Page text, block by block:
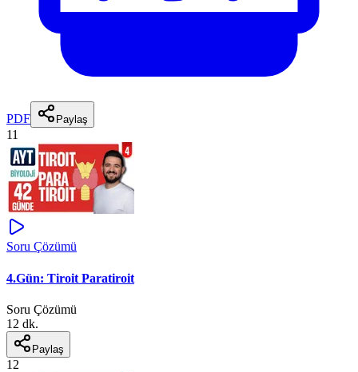
PDF Paylaş
11
Soru Çözümü
4.Gün: Tiroit Paratiroit
Soru Çözümü
12 dk.
Paylaş
12